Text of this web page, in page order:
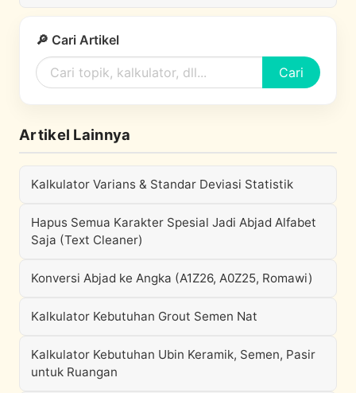
🔎 Cari Artikel
Cari
Artikel Lainnya
Kalkulator Varians & Standar Deviasi Statistik
Hapus Semua Karakter Spesial Jadi Abjad Alfabet
Saja (Text Cleaner)
Konversi Abjad ke Angka (A1Z26, A0Z25, Romawi)
Kalkulator Kebutuhan Grout Semen Nat
Kalkulator Kebutuhan Ubin Keramik, Semen, Pasir
untuk Ruangan